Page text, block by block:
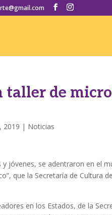
taller de
2019 | Noticias
y jóvenes, se adentraron en el
que la Secretaría de Cultura
en los Estados, de la